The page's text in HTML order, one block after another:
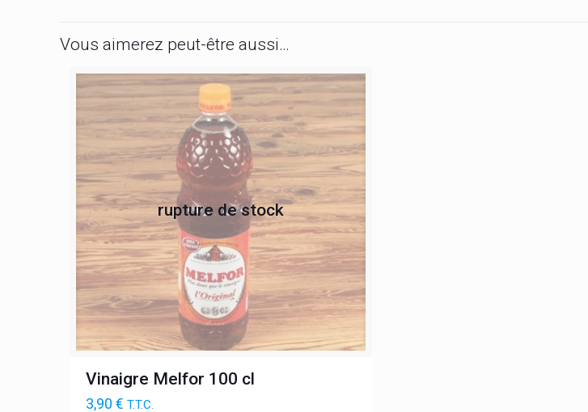
Vous aimerez peut-être aussi…
rupture de stock
Vinaigre Melfor 100 cl
3,90€ T.T.C.